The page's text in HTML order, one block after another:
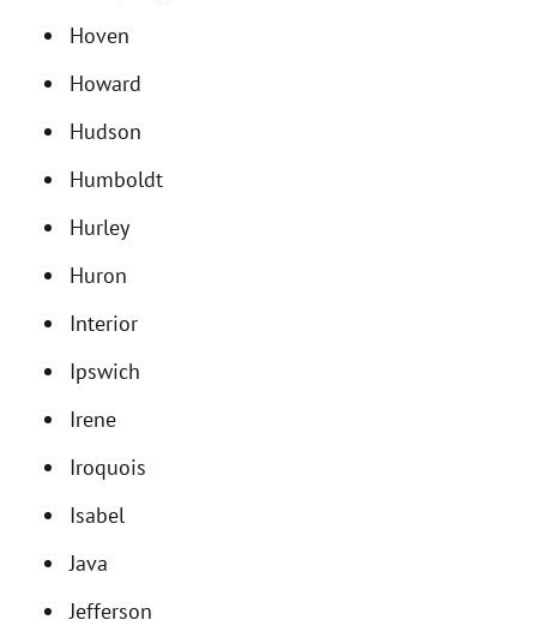
Hoven
Howard
Hudson
Humboldt
Hurley
Huron
Interior
Ipswich
Irene
Iroquois
Isabel
Java
Jefferson